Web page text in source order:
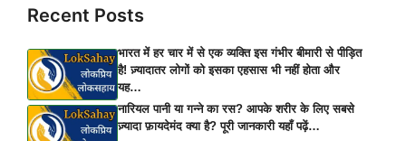
Recent Posts
भारत में हर चार में से एक व्यक्ति इस गंभीर बीमारी से पीड़ित
है! ज़्यादातर लोगों को इसका एहसास भी नहीं होता और
यह…
नारियल पानी या गन्ने का रस? आपके शरीर के लिए सबसे
ज़्यादा फ़ायदेमंद क्या है? पूरी जानकारी यहाँ पढ़ें…